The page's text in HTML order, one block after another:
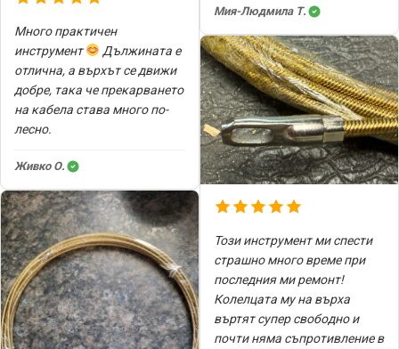
Много практичен
инструмент
Дължината е
отлична, а върхът се движи
добре, така че прекарването
на кабела става много по-
лесно.
Живко О.
Мия-Людмила Т.
Този инструмент ми спести
страшно много време при
последния ми ремонт!
Колелцата му на върха
въртят супер свободно и
почти няма съпротивление в